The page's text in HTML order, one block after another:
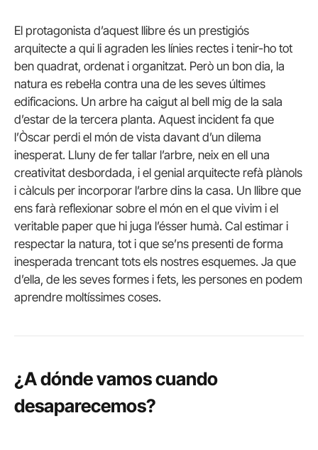
El protagonista d’aquest llibre és un prestigiós
arquitecte a qui li agraden les línies rectes i tenir-ho tot
ben quadrat, ordenat i organitzat. Però un bon dia, la
natura es rebel·la contra una de les seves últimes
edificacions. Un arbre ha caigut al bell mig de la sala
d’estar de la tercera planta. Aquest incident fa que
l’Òscar perdi el món de vista davant d’un dilema
inesperat. Lluny de fer tallar l’arbre, neix en ell una
creativitat desbordada, i el genial arquitecte refà plànols
i càlculs per incorporar l’arbre dins la casa. Un llibre que
ens farà reflexionar sobre el món en el que vivim i el
veritable paper que hi juga l’ésser humà. Cal estimar i
respectar la natura, tot i que se’ns presenti de forma
inesperada trencant tots els nostres esquemes. Ja que
d’ella, de les seves formes i fets, les persones en podem
aprendre moltíssimes coses.
¿A dónde vamos cuando
desaparecemos?